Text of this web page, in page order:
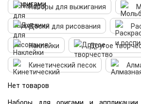
Наборы для оригами и
Наборы для выжигания
Доски для рисования
Наклейки
Другое
Кинетический песок
Нет товаров